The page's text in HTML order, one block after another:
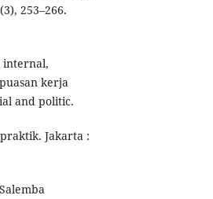
253–266.
internal,
kerja
and politic.
Jakarta :